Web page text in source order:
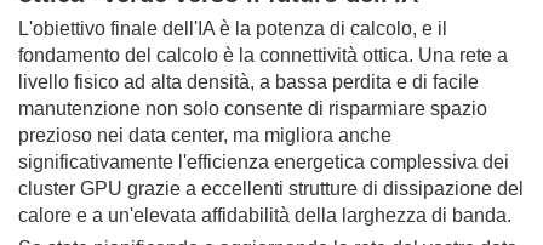
L'obiettivo finale dell'IA è la potenza di calcolo, e il
fondamento del calcolo è la connettività ottica. Una rete a
livello fisico ad alta densità, a bassa perdita e di facile
manutenzione non solo consente di risparmiare spazio
prezioso nei data center, ma migliora anche
significativamente l'efficienza energetica complessiva dei
cluster GPU grazie a eccellenti strutture di dissipazione del
calore e a un'elevata affidabilità della larghezza di banda.